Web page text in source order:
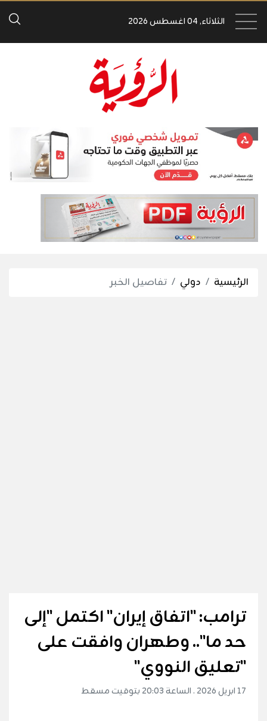
الثلاثاء, 04 اغسطس 2026
الرئيسية دولي تفاصيل الخبر
ترامب: "اتفاق إيران" اكتمل "إلى
حد ما".. وطهران وافقت على
"تعليق النووي"
17 ابريل 2026 . الساعة 20:03 بتوقيت مسقط